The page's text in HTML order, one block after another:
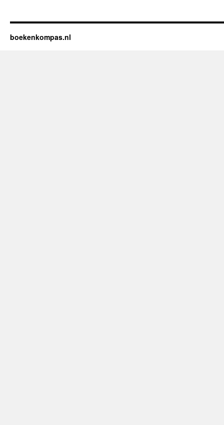
Bonaparte,
boekenkompas.nl